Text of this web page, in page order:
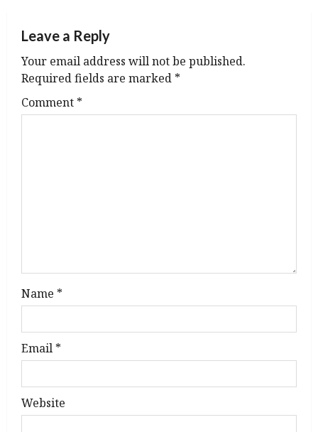
a
v
i
g
n
Leave a Reply
Your email address will not be published.
Required fields are marked *
Comment *
Name *
Email *
Website